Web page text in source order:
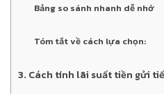
Bảng so sánh nhanh dễ nhớ
Tóm tắt về cách lựa chọn:
3. Cách tính lãi suất tiền gửi